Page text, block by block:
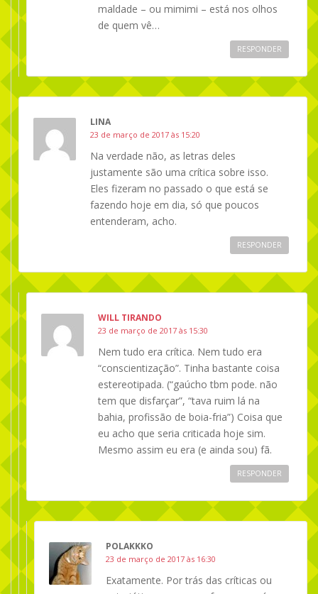
maldade – ou mimimi – está nos olhos
de quem vê…
RESPONDER
LINA
23 de março de 2017 às 15:20
Na verdade não, as letras deles
justamente são uma crítica sobre isso.
Eles fizeram no passado o que está se
fazendo hoje em dia, só que poucos
entenderam, acho.
RESPONDER
WILL TIRANDO
23 de março de 2017 às 15:30
Nem tudo era crítica. Nem tudo era
“conscientização”. Tinha bastante coisa
estereotipada. (“gaúcho tbm pode. não
tem que disfarçar”, “tava ruim lá na
bahia, profissão de boia-fria”) Coisa que
eu acho que seria criticada hoje sim.
Mesmo assim eu era (e ainda sou) fã.
RESPONDER
POLAKKKO
23 de março de 2017 às 16:30
Exatamente. Por trás das críticas ou